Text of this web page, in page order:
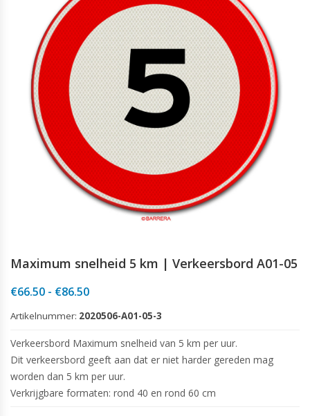
Maximum snelheid 5 km | Verkeersbord A01-05
€66.50 - €86.50Prijsklasse:
tot
Artikelnummer: 2020506-A01-05-3
Verkeersbord Maximum snelheid van 5 km per uur.
Dit verkeersbord geeft aan dat er niet harder gereden mag
worden dan 5 km per uur.
Verkrijgbare formaten: rond 40 en rond 60 cm